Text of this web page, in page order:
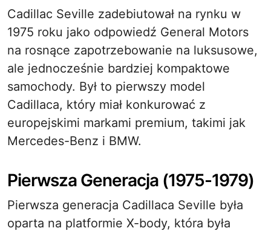
Cadillac Seville zadebiutował na rynku w
1975 roku jako odpowiedź General Motors
na rosnące zapotrzebowanie na luksusowe,
ale jednocześnie bardziej kompaktowe
samochody. Był to pierwszy model
Cadillaca, który miał konkurować z
europejskimi markami premium, takimi jak
Mercedes-Benz i BMW.
Pierwsza Generacja (1975-1979)
Pierwsza generacja Cadillaca Seville była
oparta na platformie X-body, która była